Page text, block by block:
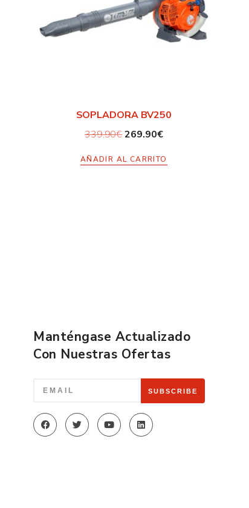
SOPLADORA BV250
339.90€269.90€
AÑADIR AL CARRITO
Manténgase Actualizado
Con Nuestras Ofertas
SUBSCRIBE